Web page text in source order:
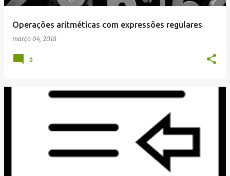
Operações aritméticas com expressões regulares
março 04, 2018
0